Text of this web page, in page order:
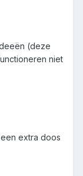
(deze
niet
extra doos